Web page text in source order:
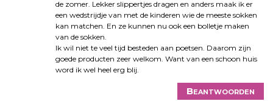
de zomer. Lekker slippertjes dragen en anders maak ik er
een wedstrijdje van met de kinderen wie de meeste sokken
kan matchen. En ze kunnen nu ook een bolletje maken
van de sokken.
Ik wil niet te veel tijd besteden aan poetsen. Daarom zijn
goede producten zeer welkom. Want van een schoon huis
word ik wel heel erg blij.
Beantwoorden